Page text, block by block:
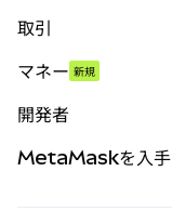
取引
パーペチュアル
RWA
マネー 新規
開発者
MetaMaskを入手